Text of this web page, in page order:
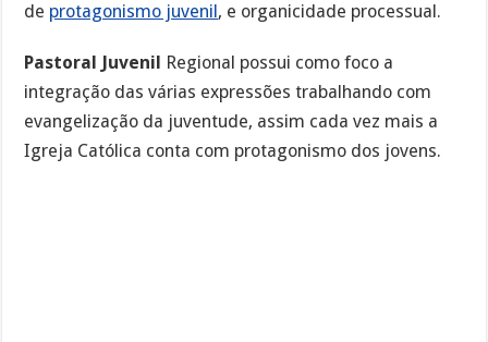
de protagonismo juvenil , e organicidade processual.
Pastoral Juvenil
Regional possui como foco a
integração das várias expressões trabalhando com
evangelização da juventude, assim cada vez mais a
Igreja Católica conta com protagonismo dos jovens.